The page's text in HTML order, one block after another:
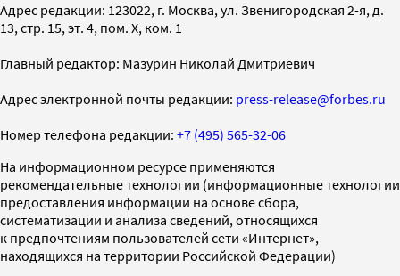
Адрес редакции: 123022, г. Москва, ул. Звенигородская 2-я, д.
13, стр. 15, эт. 4, пом. X, ком. 1
Главный редактор: Мазурин Николай Дмитриевич
Адрес электронной почты редакции: press-release@forbes.ru
Номер телефона редакции: +7 (495) 565-32-06
На информационном ресурсе применяются
рекомендательные технологии (информационные технологии
предоставления информации на основе сбора,
систематизации и анализа сведений, относящихся
к предпочтениям пользователей сети «Интернет»,
находящихся на территории Российской Федерации)